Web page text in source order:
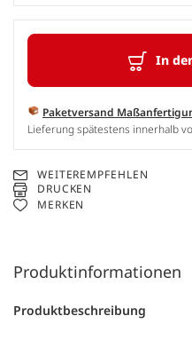
In
Paketversand
Lieferung spätestens innerhalb
WEITEREMPFEHLEN
DRUCKEN
MERKEN
Produktinformationen
Produktbeschreibung